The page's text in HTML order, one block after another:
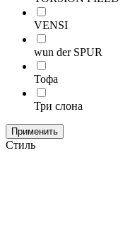
VENSI
wun der SPUR
Тофа
Три слона
Применить
Стиль